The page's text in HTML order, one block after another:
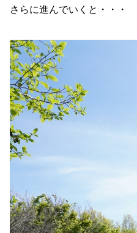
さらに進んでいくと・・・